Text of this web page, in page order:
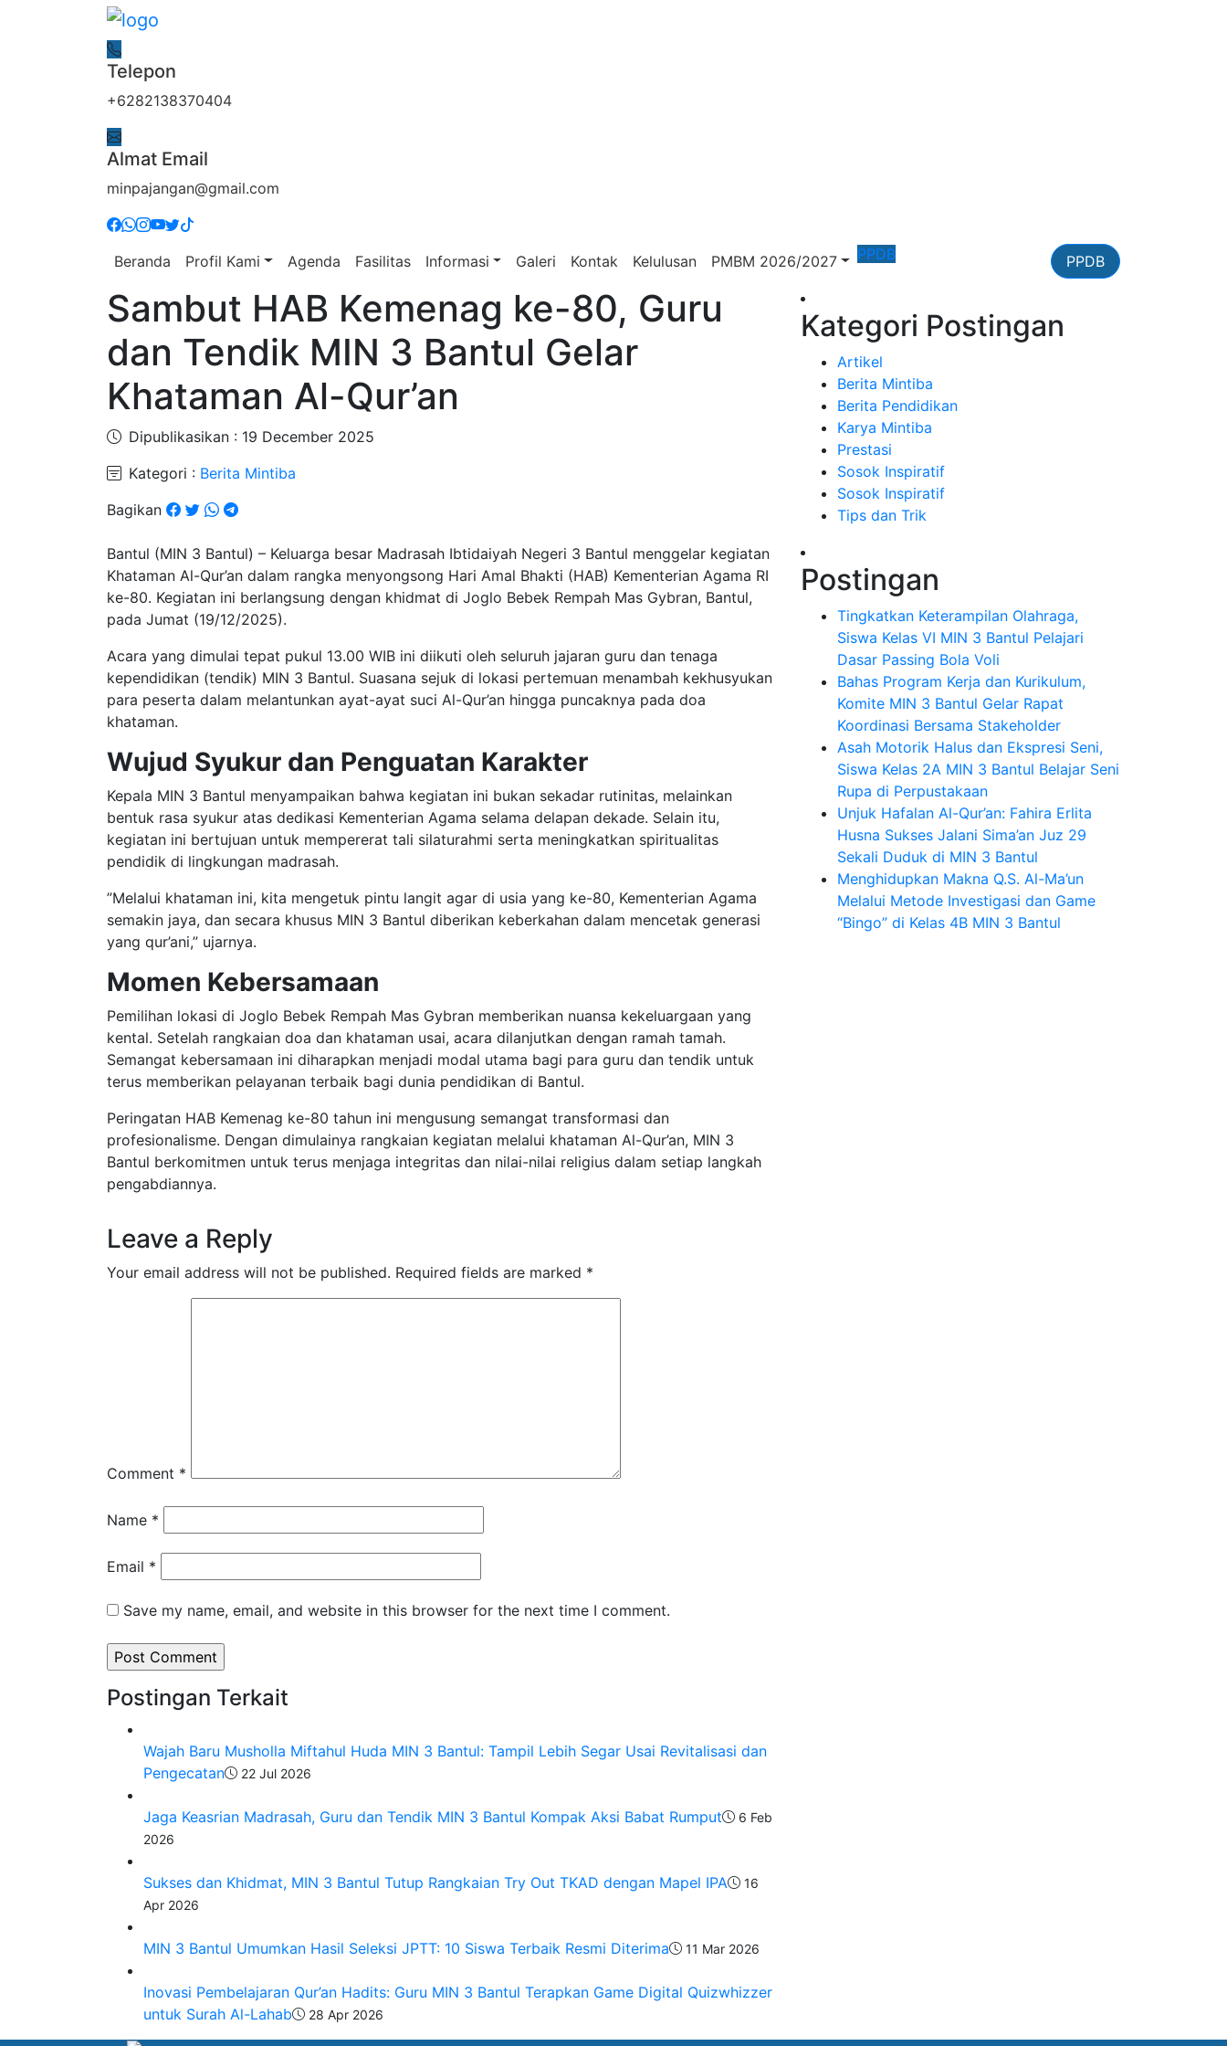
Telepon
+6282138370404
Almat Email
minpajangan@gmail.com
Beranda Profil Kami Agenda Fasilitas Informasi Galeri Kontak Kelulusan PMBM 2026/2027 PPDB PPDB
Sambut HAB Kemenag ke-80, Guru
dan Tendik MIN 3 Bantul Gelar
Khataman Al-Qur’an
Dipublikasikan : 19 December 2025
Kategori : Berita Mintiba
Bagikan
Bantul (MIN 3 Bantul) – Keluarga besar Madrasah Ibtidaiyah Negeri 3 Bantul menggelar kegiatan
Khataman Al-Qur’an dalam rangka menyongsong Hari Amal Bhakti (HAB) Kementerian Agama RI
ke-80. Kegiatan ini berlangsung dengan khidmat di Joglo Bebek Rempah Mas Gybran, Bantul,
pada Jumat (19/12/2025).
​Acara yang dimulai tepat pukul 13.00 WIB ini diikuti oleh seluruh jajaran guru dan tenaga
kependidikan (tendik) MIN 3 Bantul. Suasana sejuk di lokasi pertemuan menambah kekhusyukan
para peserta dalam melantunkan ayat-ayat suci Al-Qur’an hingga puncaknya pada doa
khataman.
Wujud Syukur dan Penguatan Karakter
​Kepala MIN 3 Bantul menyampaikan bahwa kegiatan ini bukan sekadar rutinitas, melainkan
bentuk rasa syukur atas dedikasi Kementerian Agama selama delapan dekade. Selain itu,
kegiatan ini bertujuan untuk mempererat tali silaturahmi serta meningkatkan spiritualitas
pendidik di lingkungan madrasah.
​”Melalui khataman ini, kita mengetuk pintu langit agar di usia yang ke-80, Kementerian Agama
semakin jaya, dan secara khusus MIN 3 Bantul diberikan keberkahan dalam mencetak generasi
yang qur’ani,” ujarnya.
Momen Kebersamaan
​Pemilihan lokasi di Joglo Bebek Rempah Mas Gybran memberikan nuansa kekeluargaan yang
kental. Setelah rangkaian doa dan khataman usai, acara dilanjutkan dengan ramah tamah.
Semangat kebersamaan ini diharapkan menjadi modal utama bagi para guru dan tendik untuk
terus memberikan pelayanan terbaik bagi dunia pendidikan di Bantul.
​Peringatan HAB Kemenag ke-80 tahun ini mengusung semangat transformasi dan
profesionalisme. Dengan dimulainya rangkaian kegiatan melalui khataman Al-Qur’an, MIN 3
Bantul berkomitmen untuk terus menjaga integritas dan nilai-nilai religius dalam setiap langkah
pengabdiannya.
Leave a Reply
Your email address will not be published. Required fields are marked *
Comment *
Name *
Email *
Save my name, email, and website in this browser for the next time I comment.
Postingan Terkait
Wajah Baru Musholla Miftahul Huda MIN 3 Bantul: Tampil Lebih Segar Usai Revitalisasi dan
Pengecatan
22 Jul 2026
Jaga Keasrian Madrasah, Guru dan Tendik MIN 3 Bantul Kompak Aksi Babat Rumput
6 Feb
2026
Sukses dan Khidmat, MIN 3 Bantul Tutup Rangkaian Try Out TKAD dengan Mapel IPA
16
Apr 2026
MIN 3 Bantul Umumkan Hasil Seleksi JPTT: 10 Siswa Terbaik Resmi Diterima 11 Mar 2026
Inovasi Pembelajaran Qur’an Hadits: Guru MIN 3 Bantul Terapkan Game Digital Quizwhizzer
untuk Surah Al-Lahab
28 Apr 2026
Kategori Postingan
Artikel
Berita Mintiba
Berita Pendidikan
Karya Mintiba
Prestasi
Sosok Inspiratif
Sosok Inspiratif
Tips dan Trik
Postingan
Tingkatkan Keterampilan Olahraga,
Siswa Kelas VI MIN 3 Bantul Pelajari
Dasar Passing Bola Voli
Bahas Program Kerja dan Kurikulum,
Komite MIN 3 Bantul Gelar Rapat
Koordinasi Bersama Stakeholder
Asah Motorik Halus dan Ekspresi Seni,
Siswa Kelas 2A MIN 3 Bantul Belajar Seni
Rupa di Perpustakaan
Unjuk Hafalan Al-Qur’an: Fahira Erlita
Husna Sukses Jalani Sima’an Juz 29
Sekali Duduk di MIN 3 Bantul
Menghidupkan Makna Q.S. Al-Ma’un
Melalui Metode Investigasi dan Game
“Bingo” di Kelas 4B MIN 3 Bantul